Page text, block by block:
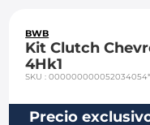
BWB
Kit Clutch
4Hk1
SKU:000000000052034054*
Precio